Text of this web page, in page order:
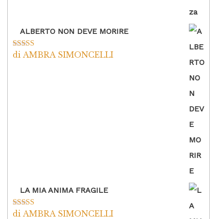
ALBERTO NON DEVE MORIRE
Valutato5su
di AMBRA SIMONCELLI
LA MIA ANIMA FRAGILE
Valutato5su
di AMBRA SIMONCELLI